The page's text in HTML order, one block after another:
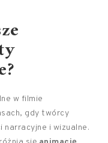
w filmie
gdy twórcy
narracyjne i wizualne.